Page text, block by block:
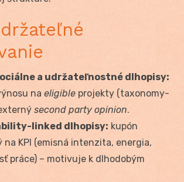
a udržateľnostné dlhopisy:
na eligible projekty (taxonomy-
second party opinion.
linked dlhopisy: kupón
na KPI (emisná intenzita, energia,
práce) – motivuje k dlhodobým